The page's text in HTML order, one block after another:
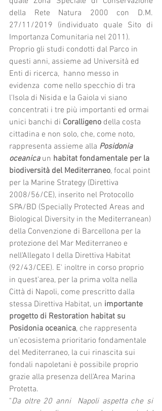
della Rete Natura 2000 con D.M.
27/11/2019 (individuato quale Sito di
Importanza Comunitaria nel 2011).
Proprio gli studi condotti dal Parco in
questi anni, assieme ad Università ed
Enti di ricerca,  hanno messo in
evidenza  come nello specchio di tra
l'Isola di Nisida e la Gaiola vi siano
concentrati i tre più importanti ed ormai
unici banchi di Coralligeno della costa
cittadina e non solo, che, come noto,
rappresenta assieme alla Posidonia
oceanica un habitat fondamentale per la
biodiversità del Mediterraneo, focal point
per la Marine Strategy (Direttiva
2008/56/CE), inserito nel Protocollo
SPA/BD (Specially Protected Areas and
Biological Diversity in the Mediterranean)
della Convenzione di Barcellona per la
protezione del Mar Mediterraneo e
nell'Allegato I della Direttiva Habitat
(92/43/CEE). E' inoltre in corso proprio
in quest'area, per la prima volta nella
Città di Napoli, come prescritto dalla
stessa Direttiva Habitat, un importante
progetto di Restoration habitat su
Posidonia oceanica, che rappresenta
un'ecosistema prioritario fondamentale
del Mediterraneo, la cui rinascita sui
fondali napoletani è possibile proprio
grazie alla presenza dell'Area Marina
Protetta.
"Da oltre 20 anni  Napoli aspetta che si